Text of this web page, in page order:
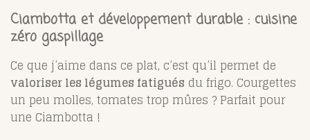
Ciambotta et développement durable : cuisine
zéro gaspillage
Ce que j’aime dans ce plat, c’est qu’il permet de
valoriser les légumes fatigués du frigo. Courgettes
un peu molles, tomates trop mûres ? Parfait pour
une Ciambotta !